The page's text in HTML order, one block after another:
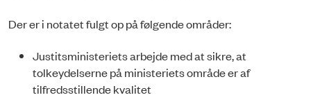
Der er i notatet fulgt op på følgende områder:
Justitsministeriets arbejde med at sikre, at
tolkeydelserne på ministeriets område er af
tilfredsstillende kvalitet